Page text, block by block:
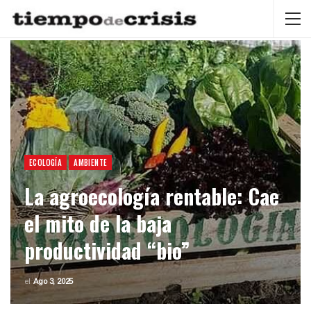
ECOLOGÍA AMBIENTE
La agroecología rentable: Cae
el mito de la baja
productividad “bio”
elAgo 3, 2025